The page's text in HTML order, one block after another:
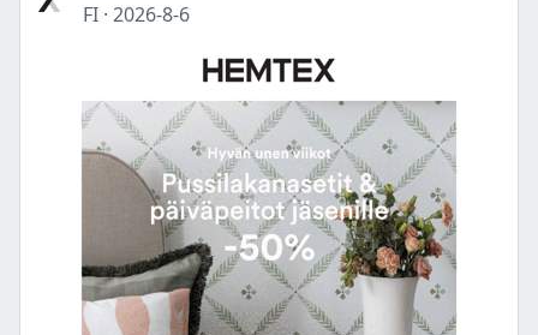
FI · 2026-8-6